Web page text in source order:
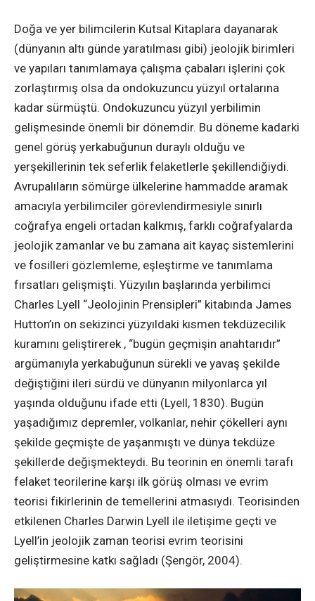
Doğa ve yer bilimcilerin Kutsal Kitaplara dayanarak
(dünyanın altı günde yaratılması gibi) jeolojik birimleri
ve yapıları tanımlamaya çalışma çabaları işlerini çok
zorlaştırmış olsa da ondokuzuncu yüzyıl ortalarına
kadar sürmüştü. Ondokuzuncu yüzyıl yerbilimin
gelişmesinde önemli bir dönemdir. Bu döneme kadarki
genel görüş yerkabuğunun duraylı olduğu ve
yerşekillerinin tek seferlik felaketlerle şekillendiğiydi.
Avrupalıların sömürge ülkelerine hammadde aramak
amacıyla yerbilimciler görevlendirmesiyle sınırlı
coğrafya engeli ortadan kalkmış, farklı coğrafyalarda
jeolojik zamanlar ve bu zamana ait kayaç sistemlerini
ve fosilleri gözlemleme, eşleştirme ve tanımlama
fırsatları gelişmişti. Yüzyılın başlarında yerbilimci
Charles Lyell “Jeolojinin Prensipleri” kitabında James
Hutton’ın on sekizinci yüzyıldaki kısmen tekdüzecilik
kuramını geliştirerek , “bugün geçmişin anahtarıdır”
argümanıyla yerkabuğunun sürekli ve yavaş şekilde
değiştiğini ileri sürdü ve dünyanın milyonlarca yıl
yaşında olduğunu ifade etti (Lyell, 1830). Bugün
yaşadığımız depremler, volkanlar, nehir çökelleri aynı
şekilde geçmişte de yaşanmıştı ve dünya tekdüze
şekillerde değişmekteydi. Bu teorinin en önemli tarafı
felaket teorilerine karşı ilk görüş olması ve evrim
teorisi fikirlerinin de temellerini atmasıydı. Teorisinden
etkilenen Charles Darwin Lyell ile iletişime geçti ve
Lyell’in jeolojik zaman teorisi evrim teorisini
geliştirmesine katkı sağladı (Şengör, 2004).